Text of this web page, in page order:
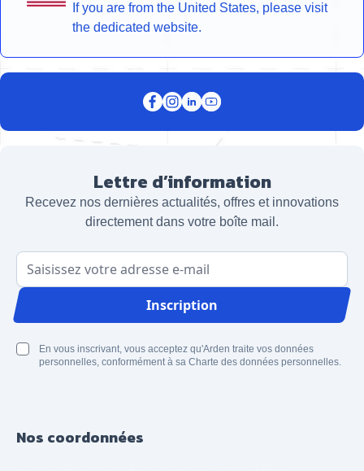
If you are from the United States, please visit
the dedicated website.
Lettre d’information
Recevez nos dernières actualités, offres et innovations
directement dans votre boîte mail.
Adresse email
Inscription
En vous inscrivant, vous acceptez qu'Arden traite vos données
personnelles, conformément à sa Charte des données personnelles.
Nos coordonnées